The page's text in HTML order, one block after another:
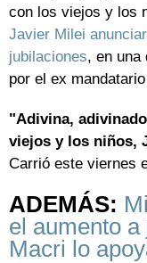
con los viejos y los
Javier Milei
jubilaciones, en una
por el ex
"Adivina,
viejos y los niños,
Carrió este viernes
ADEMÁS:
el aumento
Macri lo